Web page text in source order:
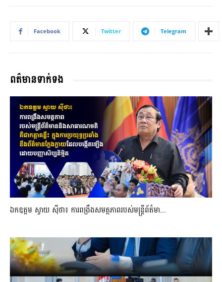
Facebook Twitter Telegram
ពត៌មានទាក់ទង
ឯកឧត្តម ស្វាយ ស៊ីថា៖ ការពង្រឹងសមត្ថភាពរបស់មន្ត្រីព័ត៌មា...